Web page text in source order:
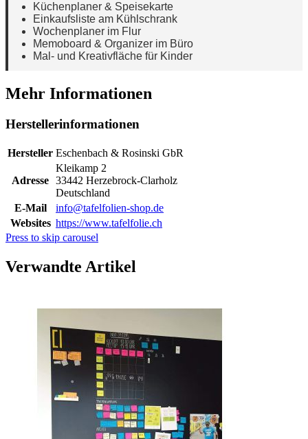
Küchenplaner & Speisekarte
Einkaufsliste am Kühlschrank
Wochenplaner im Flur
Memoboard & Organizer im Büro
Mal- und Kreativfläche für Kinder
Mehr Informationen
Herstellerinformationen
Hersteller Eschenbach & Rosinski GbR
Adresse
Kleikamp 2
33442 Herzebrock-Clarholz
Deutschland
E-Mail
info@tafelfolien-shop.de
Websites https://www.tafelfolie.ch
Press to skip carousel
Verwandte Artikel